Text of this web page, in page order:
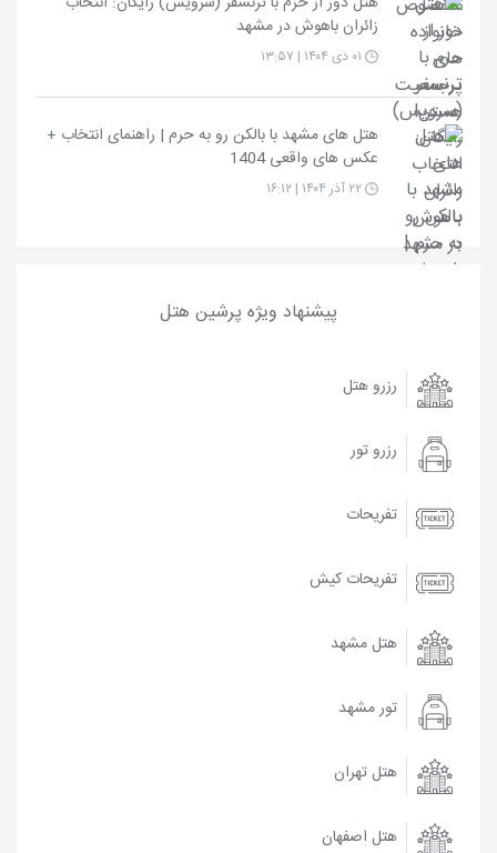
زائران باهوش در مشهد
هتل های مشهد با بالکن رو به حرم | راهنمای انتخاب +
عکس های واقعی 1404
پیشنهاد ویژه پرشین هتل
رزرو هتل
رزرو تور
تفریحات
تفریحات کیش
هتل مشهد
تور مشهد
هتل تهران
هتل اصفهان